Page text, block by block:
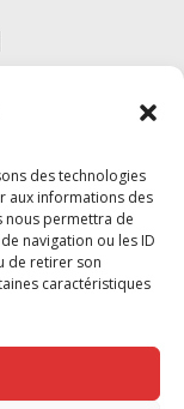
des technologies
aux informations des
nous permettra de
navigation ou les ID
de retirer son
caractéristiques